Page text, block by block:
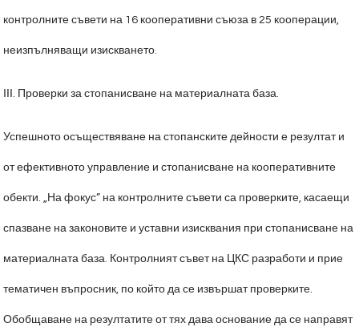
контролните съвети на 16 кооперативни съюза в 25 кооперации,
неизпълняващи изискването.
ІІІ. Проверки за стопанисване на материалната база.
Успешното осъществяване на стопанските дейности е резултат и
от ефективното управление и стопанисване на кооперативните
обекти. „На фокус” на контролните съвети са проверките, касаещи
спазване на законовите и уставни изисквания при стопанисване на
материалната база. Контролният съвет на ЦКС разработи и прие
тематичен въпросник, по който да се извършат проверките.
Обобщаване на резултатите от тях дава основание да се направят